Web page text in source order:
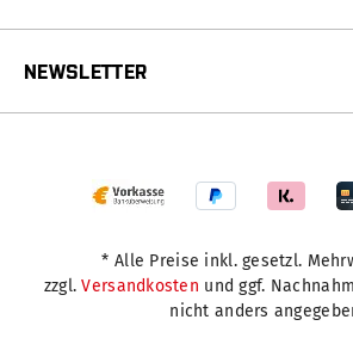
NEWSLETTER
* Alle Preise inkl. gesetzl.
zzgl.Versandkosten und ggf.
nicht anders